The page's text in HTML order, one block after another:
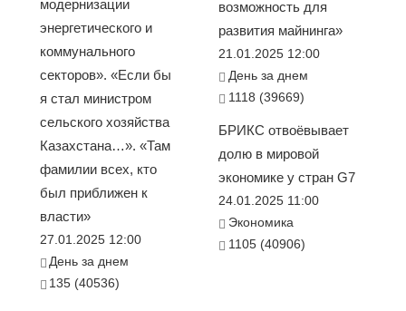
модернизации
энергетического и
коммунального
секторов». «Если бы
я стал министром
сельского хозяйства
Казахстана…». «Там
фамилии всех, кто
был приближен к
власти»
27.01.2025 12:00
День за днем
135 (40536)
возможность для
развития майнинга»
21.01.2025 12:00
День за днем
1118 (39669)
БРИКС отвоёвывает
долю в мировой
экономике у стран G7
24.01.2025 11:00
Экономика
1105 (40906)